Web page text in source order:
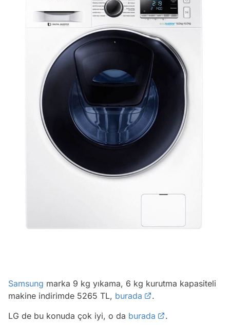
Samsung marka 9 kg yıkama, 6 kg kurutma kapasiteli
makine indirimde 5265 TL, burada
.
LG de bu konuda çok iyi, o da burada .